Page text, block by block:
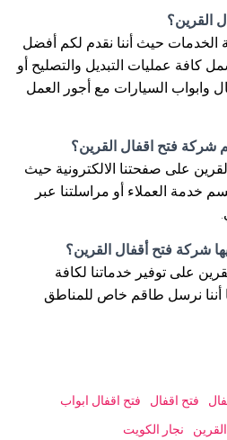
القرين؟
الخدمات حيث أننا نقدم لكم أفضل
كافة عمليات التبديل والتصليح أو
وابواب السيارات مع أجور العمل
فتح اقفال القرين؟
على صفحتنا الالكترونية حيث
خدمة العملاء أو مراسلتنا عبر
شركة فتح أقفال القرين؟
على توفير خدماتنا لكافة
أننا نرسل طاقم خاص للمناطق
فتح اقفال
فتح اقفال ابواب
نجار الكويت